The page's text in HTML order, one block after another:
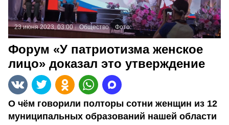
23 июня 2023, 03:00 Общество Фото:
Форум «У патриотизма женское
лицо» доказал это утверждение
О чём говорили полторы сотни женщин из 12
муниципальных образований нашей области